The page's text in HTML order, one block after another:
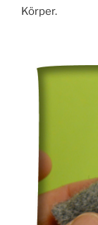
Körper.